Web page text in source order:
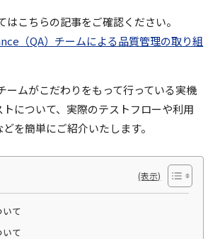
はこちらの記事をご確認ください。
（QA）チームによる品質管理の取り組
ームがこだわりをもって行っている実機
について、実際のテストフローや利用
を簡単にご紹介いたします。
て
いて